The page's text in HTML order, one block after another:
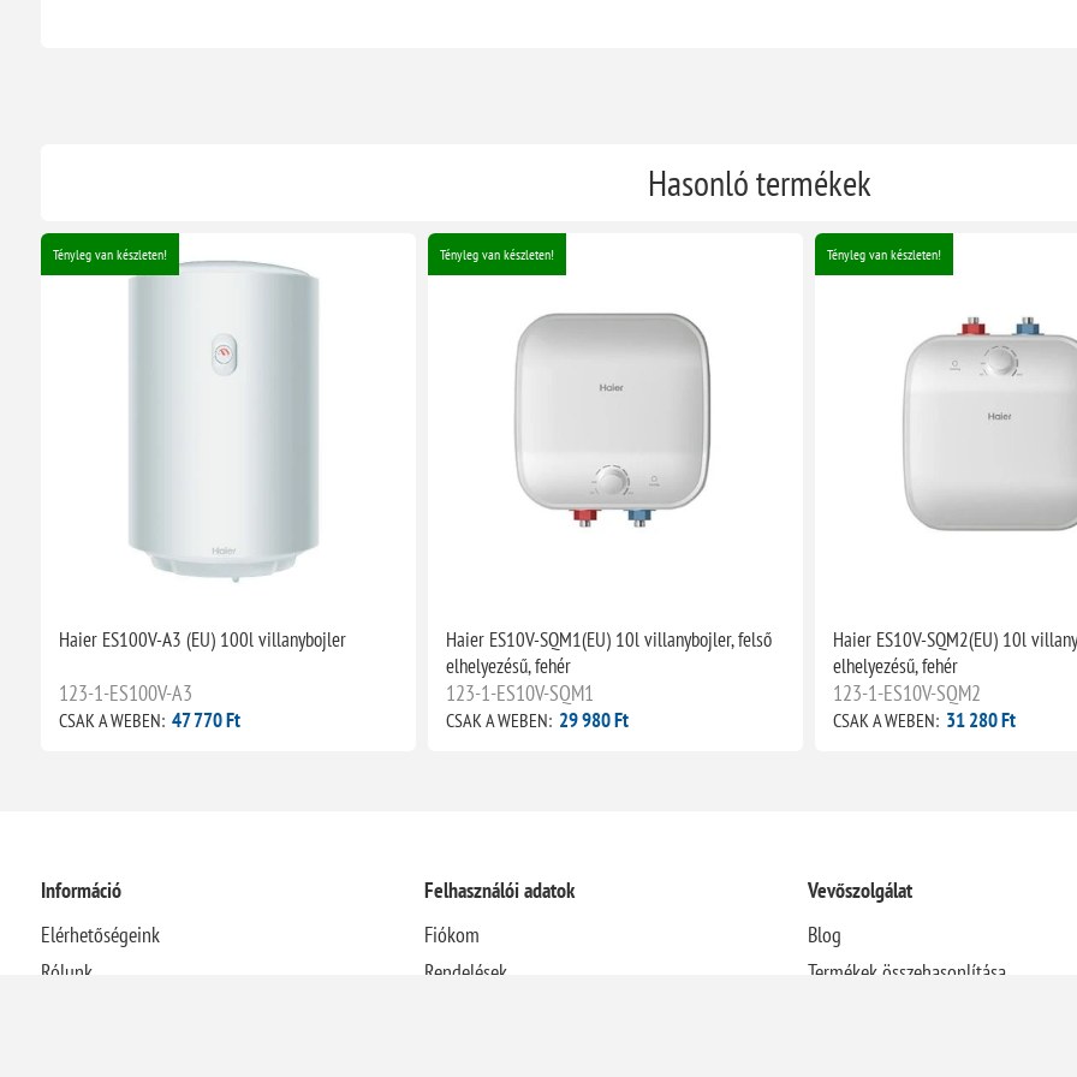
Hasonló termékek
Tényleg van készleten!
Haier ES100V-A3 (EU) 100l villanybojler
123-1-ES100V-A3
CSAK A WEBEN: 47 770 Ft
Tényleg van készleten!
Haier ES10V-SQM1(EU) 10l villanybojler, felső
elhelyezésű, fehér
123-1-ES10V-SQM1
CSAK A WEBEN: 29 980 Ft
Tényleg van készleten!
Haier ES10V-SQM2(EU) 10l
elhelyezésű, fehér
123-1-ES10V-SQM2
CSAK A WEBEN: 31 280 Ft
Információ
Elérhetőségeink
Rólunk
Felhasználói adatok
Fiókom
Rendelések
Vevőszolgálat
Blog
Termékek összehasonlítása